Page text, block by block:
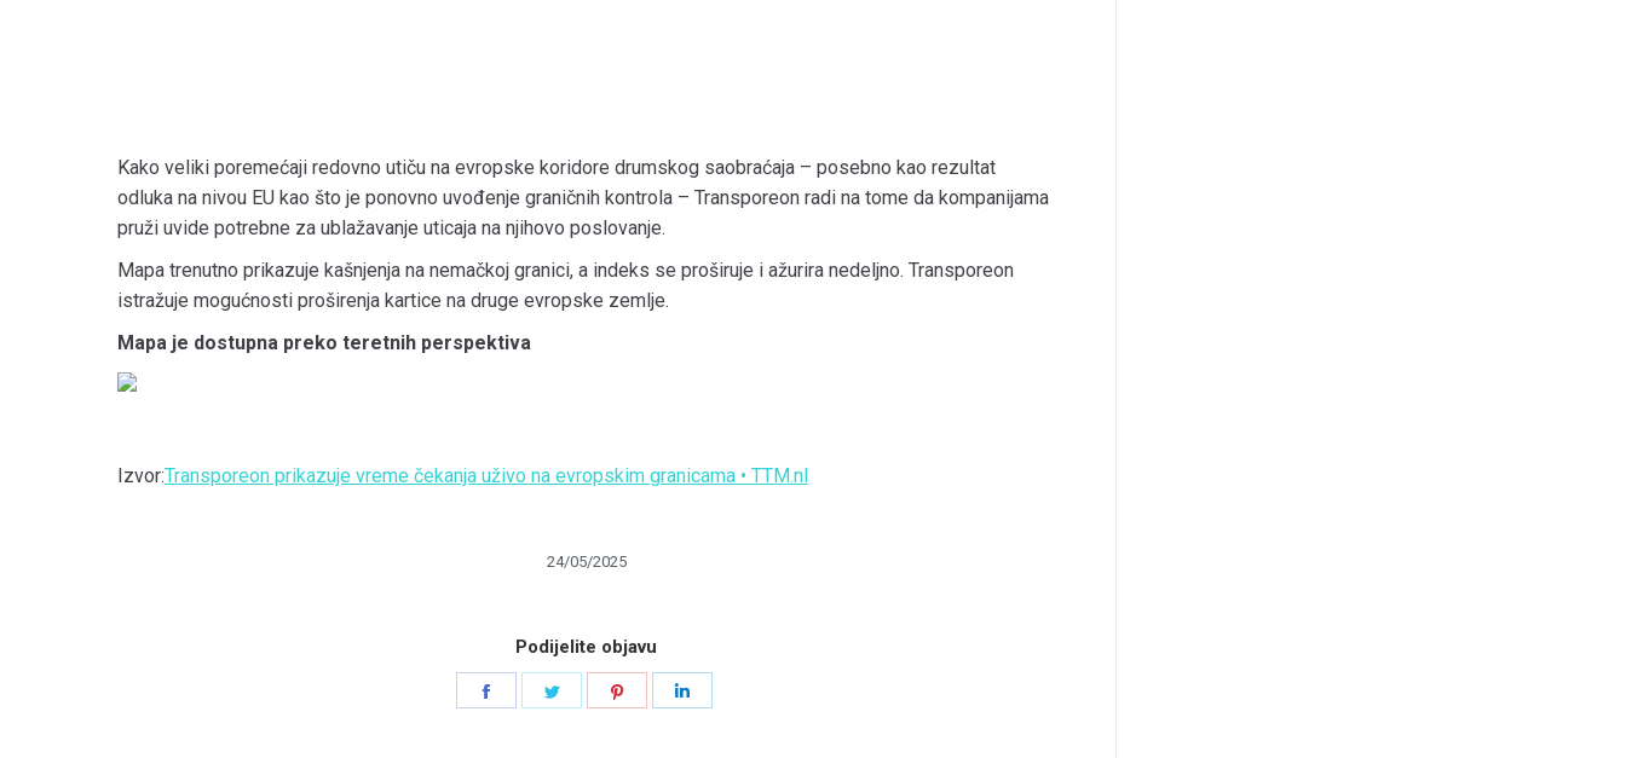
Kako veliki poremećaji redovno utiču na evropske koridore drumskog saobraćaja – posebno kao rezultat
odluka na nivou EU kao što je ponovno uvođenje graničnih kontrola – Transporeon radi na tome da kompanijama
pruži uvide potrebne za ublažavanje uticaja na njihovo poslovanje.
Mapa trenutno prikazuje kašnjenja na nemačkoj granici, a indeks se proširuje i ažurira nedeljno. Transporeon
istražuje mogućnosti proširenja kartice na druge evropske zemlje.
Mapa je dostupna preko teretnih perspektiva
Izvor:Transporeon prikazuje vreme čekanja uživo na evropskim granicama • TTM.nl
24/05/2025
Podijelite objavu
Share